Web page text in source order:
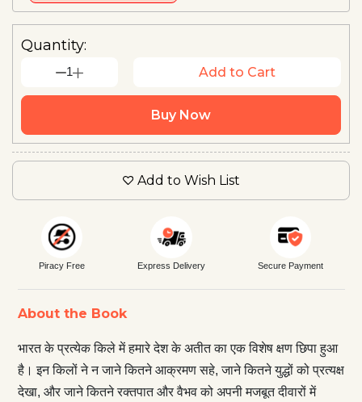
Quantity:
1 Add to Cart
Buy Now
Add to Wish List
Piracy Free Express Delivery Secure Payment
About the Book
भारत के प्रत्येक किले में हमारे देश के अतीत का एक विशेष क्षण छिपा हुआ
है। इन किलों ने न जाने कितने आक्रमण सहे, जाने कितने युद्धों को प्रत्यक्ष
देखा, और जाने कितने रक्तपात और वैभव को अपनी मजबूत दीवारों में